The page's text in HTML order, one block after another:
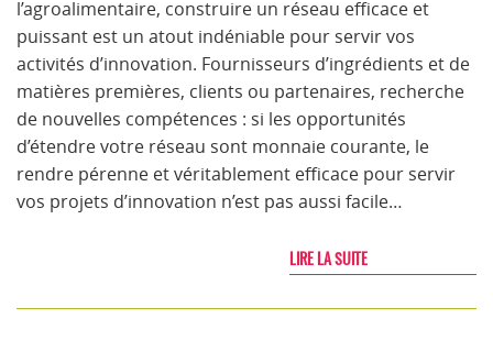
l’agroalimentaire, construire un réseau efficace et
puissant est un atout indéniable pour servir vos
activités d’innovation. Fournisseurs d’ingrédients et de
matières premières, clients ou partenaires, recherche
de nouvelles compétences : si les opportunités
d’étendre votre réseau sont monnaie courante, le
rendre pérenne et véritablement efficace pour servir
vos projets d’innovation n’est pas aussi facile…
LIRE LA SUITE